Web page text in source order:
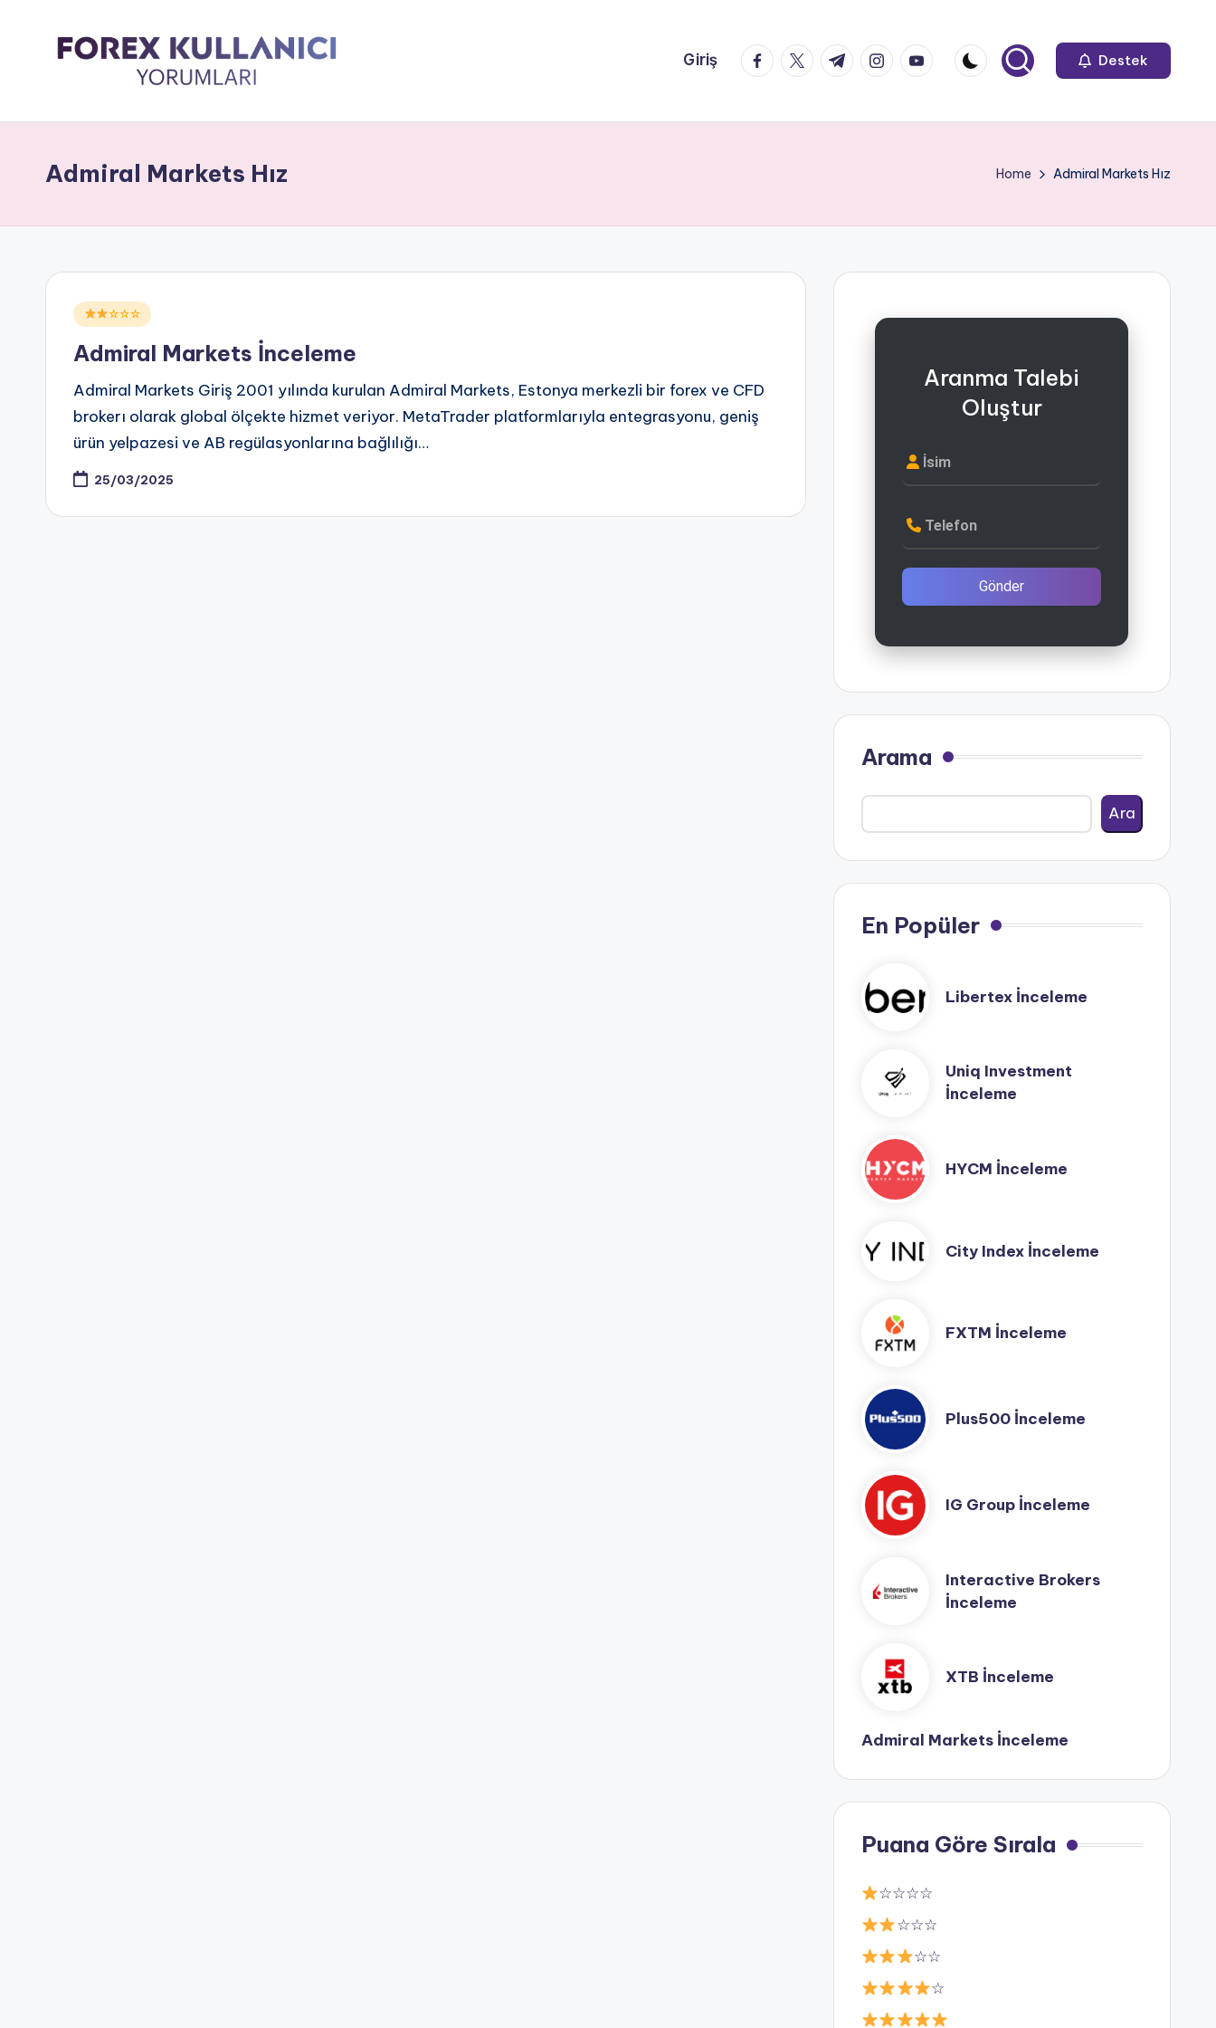
Giriş facebook.com
twitter.com
t.me instagram.com
youtube.com Destek
Admiral Markets Hız Home Admiral Markets Hız
Posted☆☆☆
Admiral Markets İnceleme
Admiral Markets Giriş 2001 yılında kurulan Admiral Markets, Estonya merkezli bir forex ve CFD
brokerı olarak global ölçekte hizmet veriyor. MetaTrader platformlarıyla entegrasyonu, geniş
ürün yelpazesi ve AB regülasyonlarına bağlılığı…
25/03/2025
Aranma Talebi
Oluştur
İsim
Telefon
Gönder
Arama
Ara
En Popüler
Libertex İnceleme
Uniq Investment
İnceleme
HYCM İnceleme
City Index İnceleme
FXTM İnceleme
Plus500 İnceleme
IG Group İnceleme
Interactive Brokers
İnceleme
XTB İnceleme
Admiral Markets İnceleme
Puana Göre Sırala
☆☆☆☆
☆☆☆
☆☆
☆